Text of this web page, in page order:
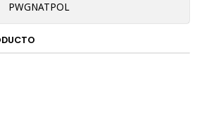
el sistema digestivo,
PWGNATPOL